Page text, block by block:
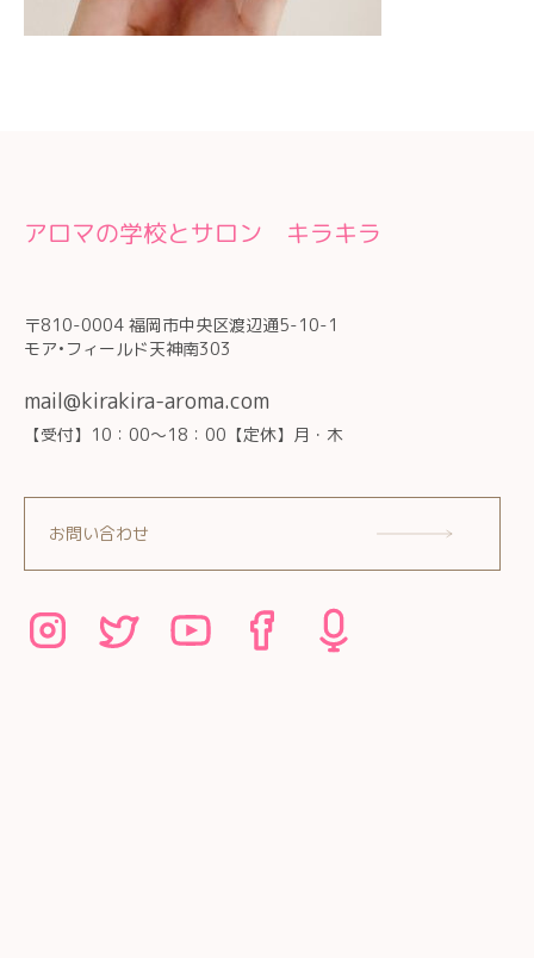
アロマの学校とサロン キラキラ
〒810-0004 福岡市中央区渡辺通5-10-1
モア•フィールド天神南303
mail@kirakira-aroma.com
【受付】10：00～18：00【定休】月・木
お問い合わせ